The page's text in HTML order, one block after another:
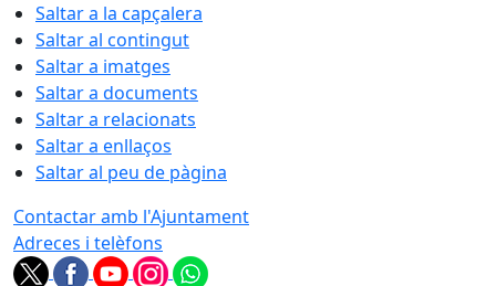
Saltar a la capçalera
Saltar al contingut
Saltar a imatges
Saltar a documents
Saltar a relacionats
Saltar a enllaços
Saltar al peu de pàgina
Contactar amb l'Ajuntament
Adreces i telèfons